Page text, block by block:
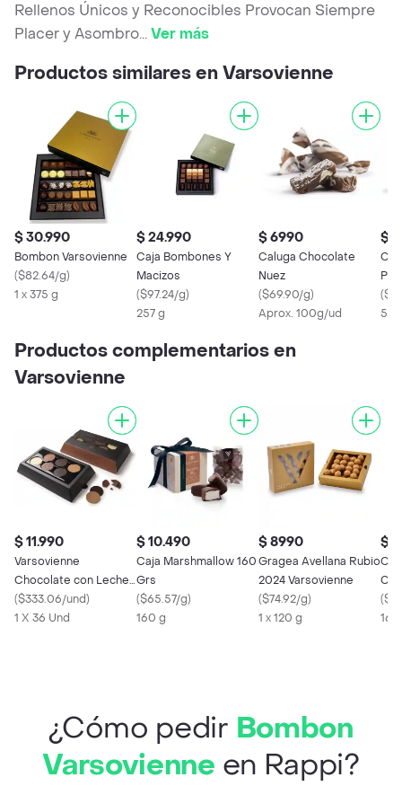
Rellenos Únicos y Reconocibles Provocan Siempre
Placer y Asombro...Ver más
Productos similares en Varsovienne
$ 30.990
Bombon Varsovienne
($82.64/g)
1 x 375 g
$ 24.990
Caja Bombones Y
Macizos
($97.24/g)
257 g
$ 6990
Caluga Chocolate
Nuez
($69.90/g)
Aprox. 100g/ud
$
(
Productos complementarios en
Varsovienne
$ 11.990
Varsovienne
Chocolate con Leche
Coins
($333.06/und)
1 X 36 Und
$ 10.490
Caja Marshmallow 160
Grs
($65.57/g)
160 g
$ 8990
Gragea Avellana Rubio
2024 Varsovienne
($74.92/g)
1 x 120 g
$
(
¿Cómo pedir Bombon
Varsovienne en Rappi?